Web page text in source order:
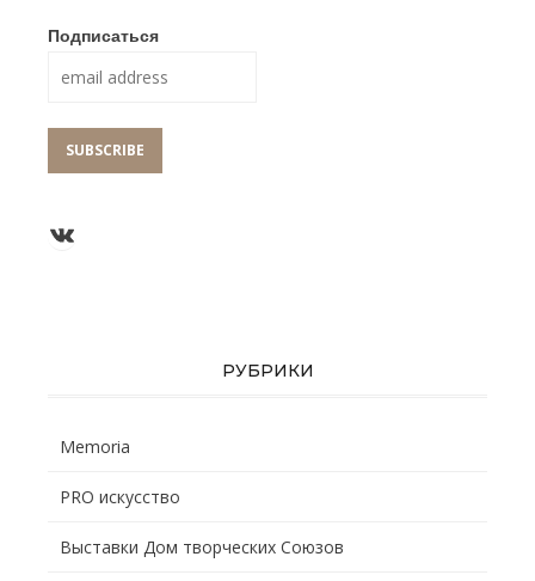
Подписаться
Группа ВКонтакте
РУБРИКИ
Memoria
PRO искусство
Выставки Дом творческих Союзов